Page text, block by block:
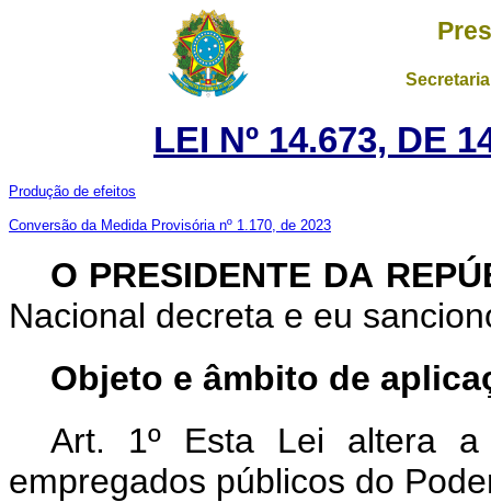
LEI Nº 14.673, DE
Produção de efeitos
Conversão da Medida Provisória nº 1.170, de 2023
O PRESIDENTE DA
Nacional decreta e eu
Objeto e âmbito de
Art. 1º Esta Lei altera a
empregados públicos do